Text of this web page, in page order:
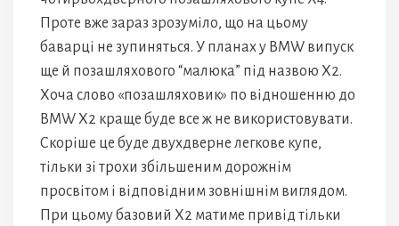
Проте вже зараз зрозуміло, що на цьому
баварці не зупиняться. У планах у BMW випуск
ще й позашляхового “малюка” під назвою Х2.
Хоча слово «позашляховик» по відношенню до
BMW X2 краще буде все ж не використовувати.
Скоріше це буде двухдверне легкове купе,
тільки зі трохи збільшеним дорожнім
просвітом і відповідним зовнішнім виглядом.
При цьому базовий X2 матиме привід тільки